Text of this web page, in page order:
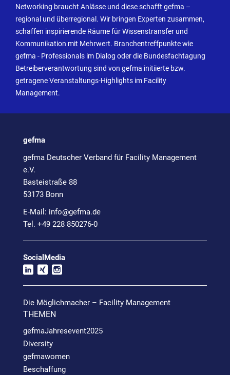
Networking braucht Anlässe und diese schafft gefma –
regional und überregional. Wir bringen Experten zusammen,
schaffen inspirierende Räume für Wissenstransfer und
Kommunikation mit Mehrwert. Branchentreffpunkte wie
gefma - Professionals im Dialog oder die Bundesfachtagung
Betreiberverantwortung sind von gefma initiierte bzw.
getragene Veranstaltungs-Highlights im Facility
Management.
gefma
gefma Deutscher Verband für Facility Management
e.V.
Basteistraße 88
53173 Bonn
E-Mail: info@gefma.de
Tel. +49 228 850276-0
SocialMedia
Die Möglichmacher – Facility Management
THEMEN
gefmaJahresevent2025
Diversity
gefmawomen
Beschaffung